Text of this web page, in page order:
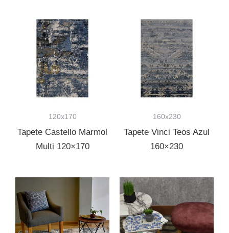
120x170
Tapete Castello Marmol
Multi 120×170
160x230
Tapete Vinci Teos Azul
160×230